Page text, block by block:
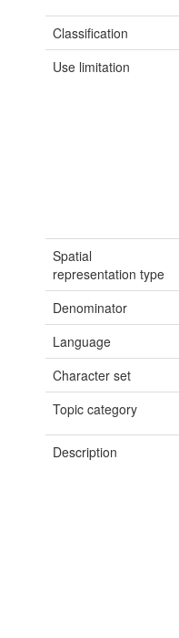
Classification
Use limitation
Spatial
representation type
Denominator
Language
Character set
Topic category
Description